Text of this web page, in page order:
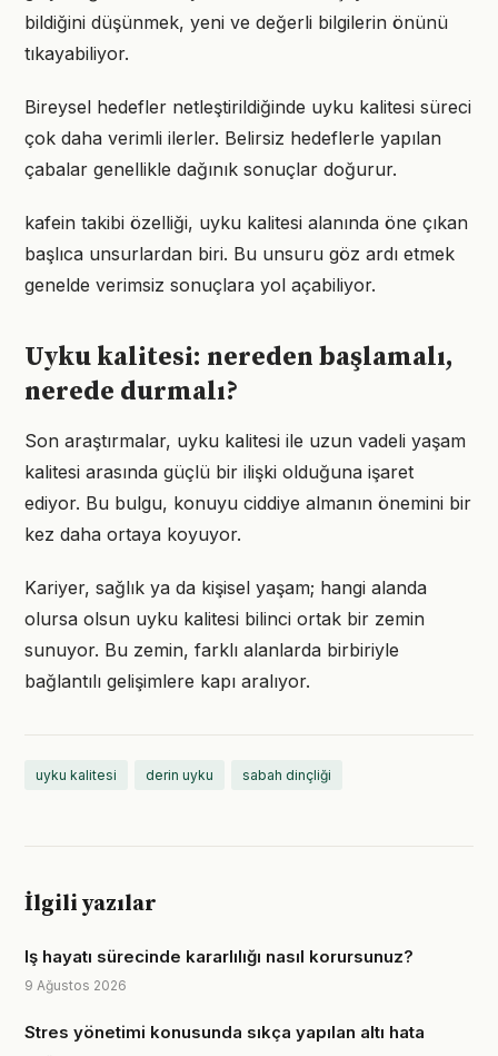
bildiğini düşünmek, yeni ve değerli bilgilerin önünü
tıkayabiliyor.
Bireysel hedefler netleştirildiğinde uyku kalitesi süreci
çok daha verimli ilerler. Belirsiz hedeflerle yapılan
çabalar genellikle dağınık sonuçlar doğurur.
kafein takibi özelliği, uyku kalitesi alanında öne çıkan
başlıca unsurlardan biri. Bu unsuru göz ardı etmek
genelde verimsiz sonuçlara yol açabiliyor.
Uyku kalitesi: nereden başlamalı,
nerede durmalı?
Son araştırmalar, uyku kalitesi ile uzun vadeli yaşam
kalitesi arasında güçlü bir ilişki olduğuna işaret
ediyor. Bu bulgu, konuyu ciddiye almanın önemini bir
kez daha ortaya koyuyor.
Kariyer, sağlık ya da kişisel yaşam; hangi alanda
olursa olsun uyku kalitesi bilinci ortak bir zemin
sunuyor. Bu zemin, farklı alanlarda birbiriyle
bağlantılı gelişimlere kapı aralıyor.
uyku kalitesi derin uyku sabah dinçliği
İlgili yazılar
Iş hayatı sürecinde kararlılığı nasıl korursunuz?
9 Ağustos 2026
Stres yönetimi konusunda sıkça yapılan altı hata